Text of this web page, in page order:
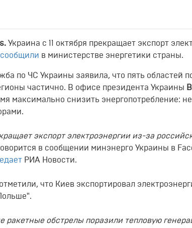
Украина с 11 октября прекращает экспорт
сообщили в министерстве энергетики страны.
по ЧС Украины заявила, что пять областей
частично. В офисе президента Украины
максимально снизить энергопотребление:
экспорт электроэнергии из-за
в сообщении минэнерго Украины в
РИА Новости.
что Киев экспортировал
ракетные обстрелы поразили тепловую